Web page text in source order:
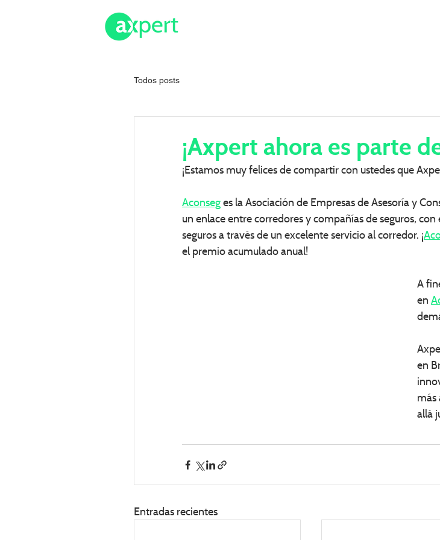
Todos posts
¡Axpert ahora es parte
¡Estamos muy felices de compartir con ustedes que
Aconseg es la Asociación de Empresas de Asesoría y
un enlace entre corredores y compañías de seguros,
seguros a través de un excelente servicio al corredor. ¡
el premio acumulado anual!
A
en
en
más
allá
Entradas recientes